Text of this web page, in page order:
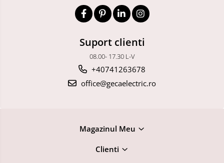
Suport clienti
08.00- 17.30 L-V
+40741263678
office@gecaelectric.ro
Magazinul Meu
Clienti